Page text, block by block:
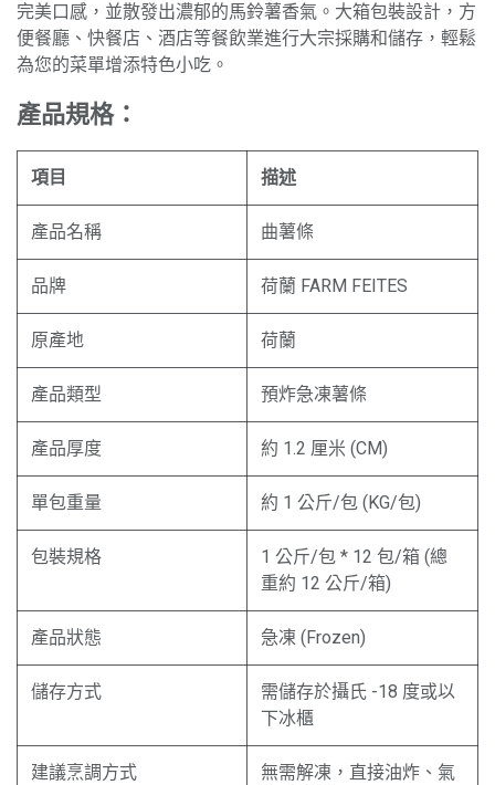
完美口感，並散發出濃郁的馬鈴薯香氣。大箱包裝設計，方
便餐廳、快餐店、酒店等餐飲業進行大宗採購和儲存，輕鬆
為您的菜單增添特色小吃。
產品規格：
項目 描述
產品名稱 曲薯條
品牌 荷蘭 FARM FEITES
原產地 荷蘭
產品類型 預炸急凍薯條
產品厚度 約 1.2 厘米 (CM)
單包重量 約 1 公斤/包 (KG/包)
包裝規格
1 公斤/包 * 12 包/箱 (總
重約 12 公斤/箱)
產品狀態 急凍 (Frozen)
儲存方式
需儲存於攝氏 -18 度或以
下冰櫃
建議烹調方式
無需解凍，直接油炸、氣